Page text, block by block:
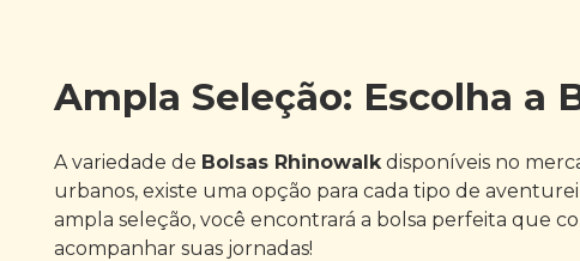
Ampla Seleção: Escolha a
A variedade de Bolsas Rhinowalk disponíveis no
urbanos, existe uma opção para cada tipo de
ampla seleção, você encontrará a bolsa perfeita que
acompanhar suas jornadas!